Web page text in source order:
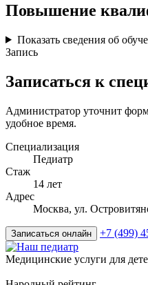
Повышение
Показать сведения об
Запись
Записаться к
Администратор уточнит
удобное время.
Специализация
Педиатр
Стаж
14 лет
Адрес
Москва, ул.
Записаться онлайн +7 (499)
Медицинские услуги для